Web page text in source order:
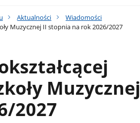
Aktualności
Wiadomości
Muzycznej II stopnia na rok 2026/2027
Muzycznej
2027